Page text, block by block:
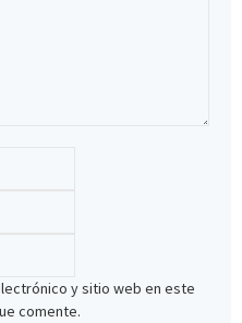
y sitio web en este
comente.